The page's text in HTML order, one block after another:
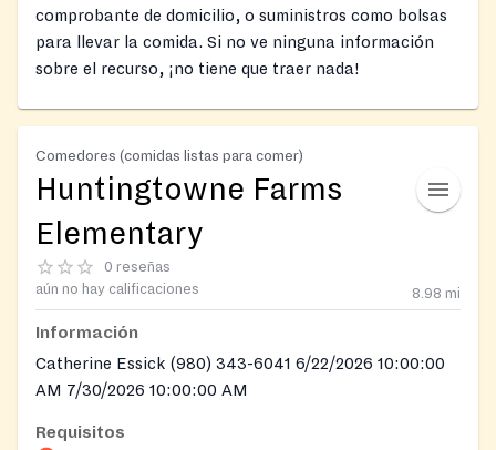
comprobante de domicilio, o suministros como bolsas
para llevar la comida. Si no ve ninguna información
sobre el recurso, ¡no tiene que traer nada!
Comedores (comidas listas para comer)
Huntingtowne Farms
Elementary
0 reseñas
aún no hay calificaciones
8.98 mi
Información
Catherine Essick (980) 343-6041 6/22/2026 10:00:00
AM 7/30/2026 10:00:00 AM
Requisitos